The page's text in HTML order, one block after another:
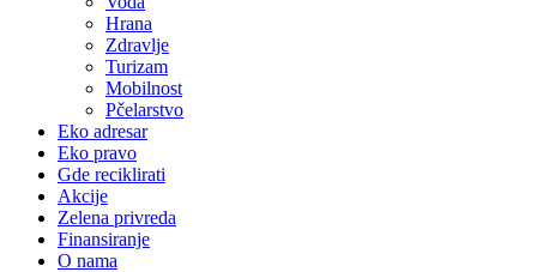
Hrana
Zdravlje
Turizam
Mobilnost
Pčelarstvo
Eko adresar
Eko pravo
Gde reciklirati
Akcije
Zelena privreda
Finansiranje
O nama